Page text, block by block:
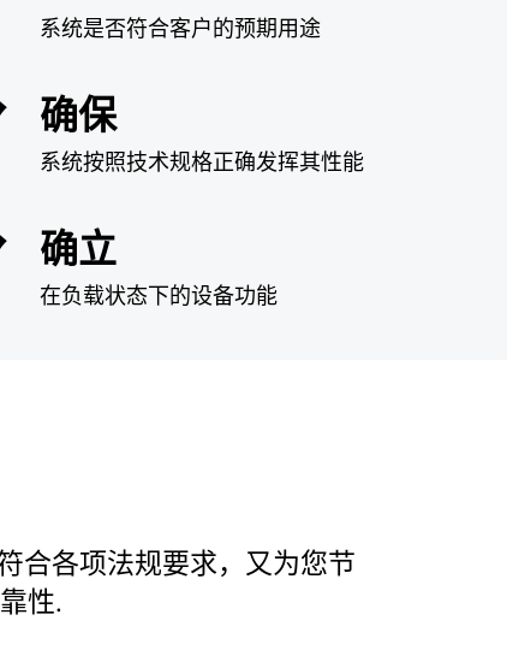
系统是否符合客户的预期用途
确保
系统按照技术规格正确发挥其性能
确立
在负载状态下的设备功能
合各项法规要求，又为您节
性.